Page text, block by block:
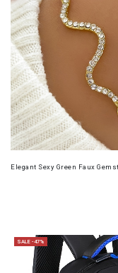
Elegant Sexy Green Faux
SALE -47%